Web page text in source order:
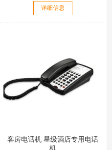
详细信息
客房电话机 星级酒店专用电话
机